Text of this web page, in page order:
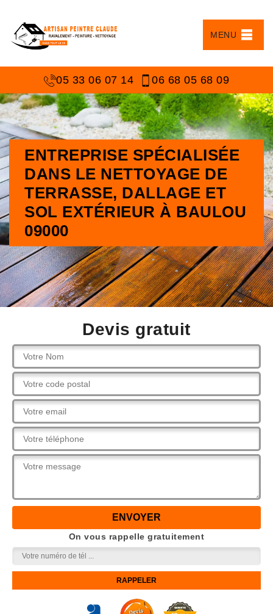
MENU
05 33 06 07 14 06 68 05 68 09
ENTREPRISE SPÉCIALISÉE
DANS LE NETTOYAGE DE
TERRASSE, DALLAGE ET
SOL EXTÉRIEUR À BAULOU
09000
Devis gratuit
On vous rappelle gratuitement